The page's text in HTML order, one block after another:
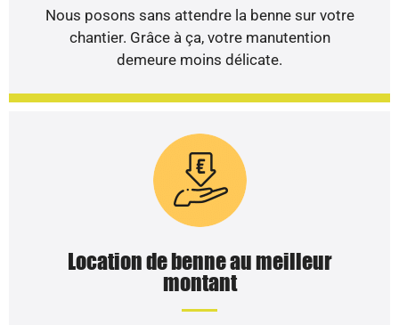
Nous posons sans attendre la benne sur votre
chantier. Grâce à ça, votre manutention
demeure moins délicate.
Location de benne au meilleur
montant